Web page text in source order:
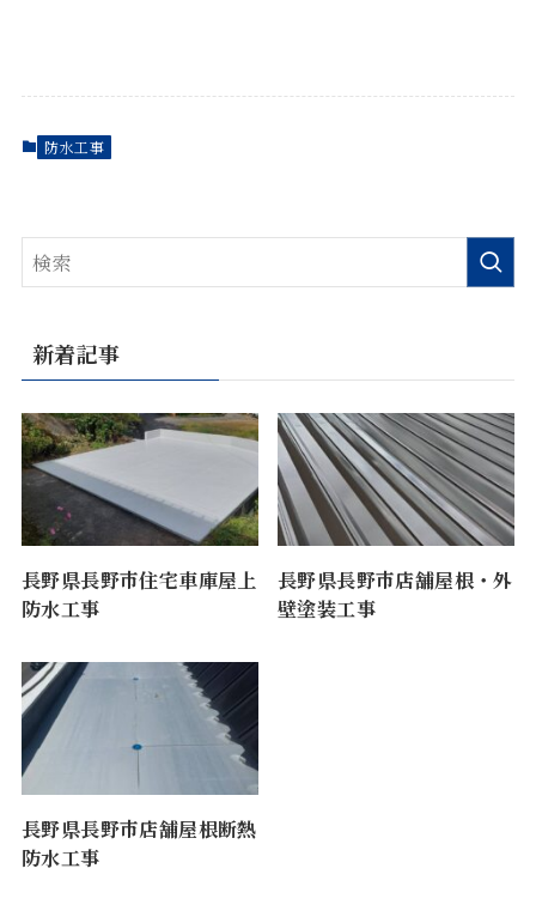
防水工事
新着記事
長野県長野市住宅車庫屋上
防水工事
長野県長野市店舗屋根・外
壁塗装工事
長野県長野市店舗屋根断熱
防水工事